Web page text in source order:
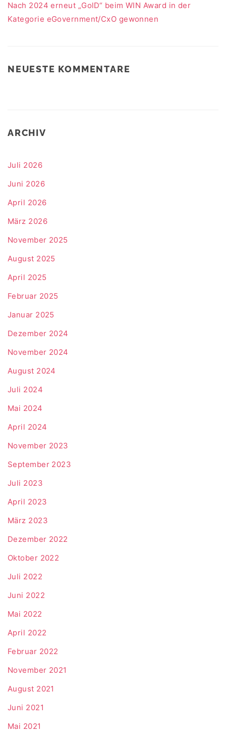
Nach 2024 erneut „GolD“ beim WIN Award in der
Kategorie eGovernment/CxO gewonnen
NEUESTE KOMMENTARE
ARCHIV
Juli 2026
Juni 2026
April 2026
März 2026
November 2025
August 2025
April 2025
Februar 2025
Januar 2025
Dezember 2024
November 2024
August 2024
Juli 2024
Mai 2024
April 2024
November 2023
September 2023
Juli 2023
April 2023
März 2023
Dezember 2022
Oktober 2022
Juli 2022
Juni 2022
Mai 2022
April 2022
Februar 2022
November 2021
August 2021
Juni 2021
Mai 2021